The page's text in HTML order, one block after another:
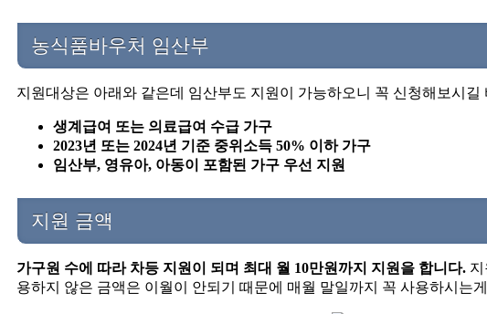
농식품바우처 임산부
지원대상은 아래와 같은데 임산부도 지원이 가능하오니 꼭 신청해보시길
생계급여 또는 의료급여 수급 가구
2023년 또는 2024년 기준 중위소득 50% 이하 가구
임산부, 영유아, 아동이 포함된 가구 우선 지원
지원 금액
가구원 수에 따라 차등 지원이 되며 최대 월 10만원까지 지원을 합니다.
용하지 않은 금액은 이월이 안되기 때문에 매월 말일까지 꼭 사용하시는